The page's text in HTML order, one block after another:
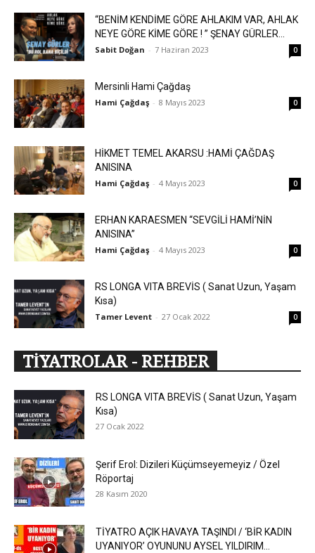
“BENİM KENDİME GÖRE AHLAKIM VAR, AHLAK
NEYE GÖRE KİME GÖRE ! ” ŞENAY GÜRLER...
Sabit Doğan - 7 Haziran 2023 0
Mersinli Hami Çağdaş
Hami Çağdaş - 8 Mayıs 2023 0
HİKMET TEMEL AKARSU :HAMİ ÇAĞDAŞ
ANISINA
Hami Çağdaş - 4 Mayıs 2023 0
ERHAN KARAESMEN “SEVGİLİ HAMİ’NİN
ANISINA”
Hami Çağdaş - 4 Mayıs 2023 0
RS LONGA VITA BREVİS ( Sanat Uzun, Yaşam
Kısa)
Tamer Levent - 27 Ocak 2022 0
TİYATROLAR - REHBER
RS LONGA VITA BREVİS ( Sanat Uzun, Yaşam
Kısa)
27 Ocak 2022
Şerif Erol: Dizileri Küçümseyemeyiz / Özel
Röportaj
28 Kasım 2020
TİYATRO AÇIK HAVAYA TAŞINDI / ‘BİR KADIN
UYANIYOR’ OYUNUNU AYSEL YILDIRIM...